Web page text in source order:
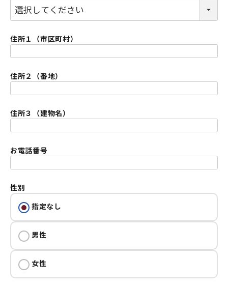
住所１（市区町村）
住所２（番地）
住所３（建物名）
お電話番号
性別
指定なし
男性
女性